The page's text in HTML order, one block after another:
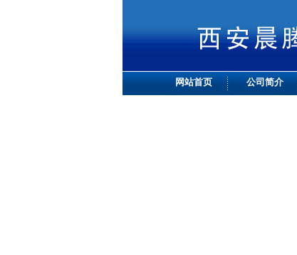
网站首页 公司简介